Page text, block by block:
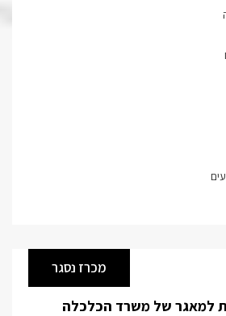
מכרז נסגר
למאגר של משרד הכלכלה